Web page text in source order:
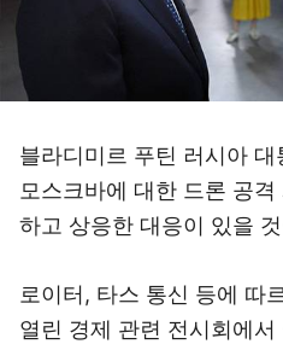
블라디미르 푸틴 러시아
모스크바에 대한 드론 공
하고 상응한 대응이 있을
로이터, 타스 통신 등에 따
열린 경제 관련 전시회에